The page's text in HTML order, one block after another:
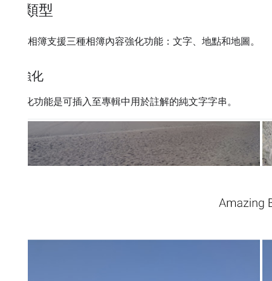
充實類型
Google 相簿支援三種相簿內容強化功能：文字、地點和地圖。
文字強化
文字強化功能是可插入至專輯中用於註解的純文字字串。